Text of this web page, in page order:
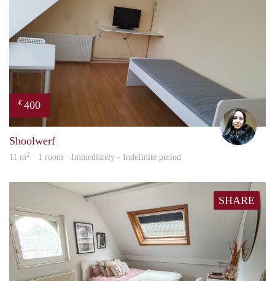
€ 400
Shoolwerf
11 m2 · 1 room · Immediately - Indefinite period
SHARE